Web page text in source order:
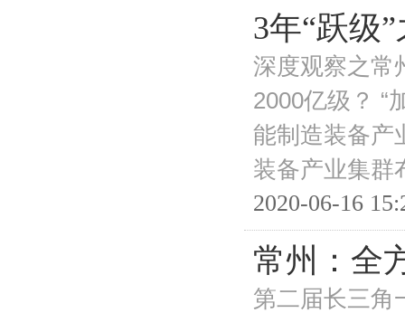
3年“跃级
深度观察之常
2000亿级？ “
能制造装备产
装备产业集
2020-06-16
常州：全
第二届长三角